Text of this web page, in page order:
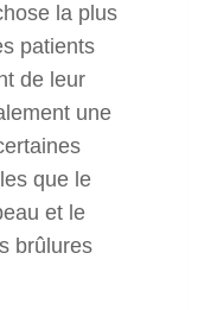
la plus
patients
de leur
une
que le
et le
brûlures